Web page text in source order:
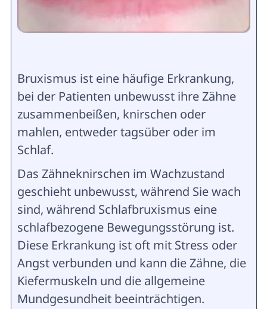
Bruxismus ist eine häufige Erkrankung,
bei der Patienten unbewusst ihre Zähne
zusammenbeißen, knirschen oder
mahlen, entweder tagsüber oder im
Schlaf.
Das Zähneknirschen im Wachzustand
geschieht unbewusst, während Sie wach
sind, während Schlafbruxismus eine
schlafbezogene Bewegungsstörung ist.
Diese Erkrankung ist oft mit Stress oder
Angst verbunden und kann die Zähne, die
Kiefermuskeln und die allgemeine
Mundgesundheit beeinträchtigen.